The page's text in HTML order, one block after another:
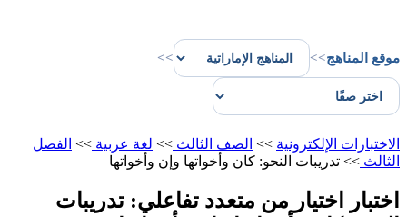
موقع المناهج>>
>>
الاختبارات الإلكترونية >> الصف الثالث >> لغة عربية >> الفصل
الثالث >> تدريبات النحو: كان وأخواتها وإن وأخواتها
اختبار اختيار من متعدد تفاعلي: تدريبات